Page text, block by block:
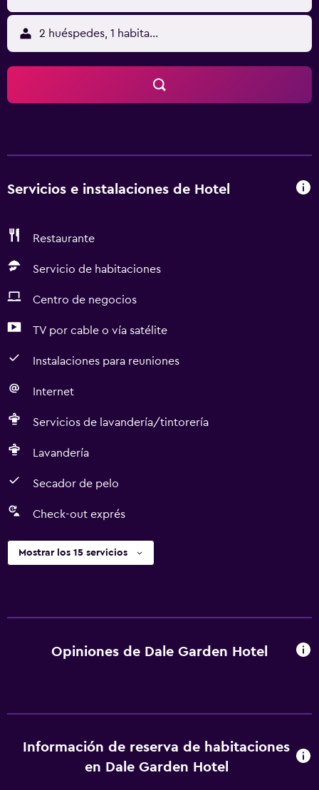
2 huéspedes, 1 habitación
Servicios e instalaciones de Hotel
Restaurante
Servicio de habitaciones
Centro de negocios
TV por cable o vía satélite
Instalaciones para reuniones
Internet
Servicios de lavandería/tintorería
Lavandería
Secador de pelo
Check-out exprés
Mostrar los 15 servicios
Opiniones de Dale Garden Hotel
Información de reserva de habitaciones
en Dale Garden Hotel